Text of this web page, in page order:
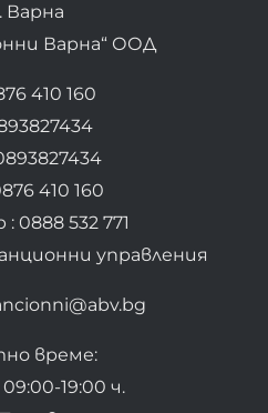
Варна
Варна“ ООД
410 160
410 160
0888 532 771
управления
време:
19:00 ч.